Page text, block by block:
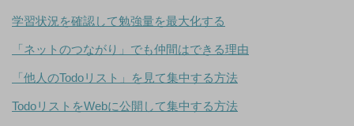
学習状況を確認して勉強量を最大化する
「ネットのつながり」でも仲間はできる理由
「他人のTodoリスト」を見て集中する方法
TodoリストをWebに公開して集中する方法